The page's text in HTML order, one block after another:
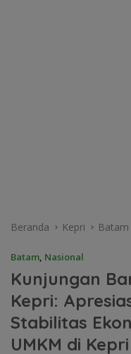
Beranda Kepri Batam
Batam, Nasional
Kunjungan
Kepri:
Stabilitas
UMKM di Kepri